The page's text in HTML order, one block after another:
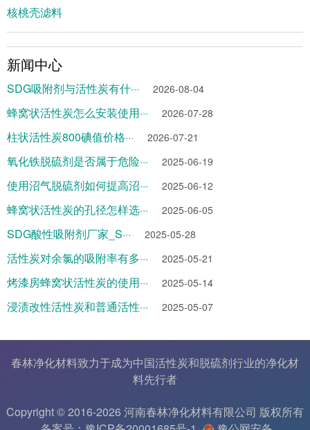
核桃壳滤料
新闻中心
SDG吸附剂与活性炭有什··· 2026-08-04
蜂窝状活性炭怎么安装使用··· 2026-07-28
柱状活性炭800碘值价格··· 2026-07-21
氧化铁脱硫剂是否属于危险··· 2025-06-19
使用沼气脱硫剂如何提高沼··· 2025-06-12
蜂窝状活性炭的孔径怎样选··· 2025-06-05
SDG酸性吸附剂厂家_S··· 2025-05-28
活性炭对余氯的吸附率有多··· 2025-05-21
烤漆房蜂窝状活性炭的使用··· 2025-05-14
浸渍改性活性炭和普通活性··· 2025-05-07
春林净化材料致力于成为中国活性炭和脱硫剂行业的净化材
料先行者
Copyright © 2016-2026 河南春林净化材料有限公司 版权所有